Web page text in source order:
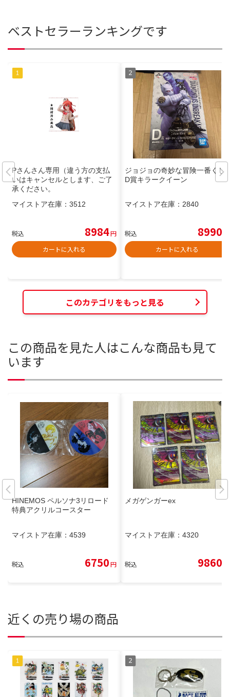
ベストセラーランキングです
Pさんさん専用（違う方の支払
いはキャンセルとします、ご了
承ください。
マイストア在庫： 3512
税込 8984円
カートに入れる
ジョジョの奇妙な冒険一番くじ
D賞キラークイーン
マイストア在庫： 2840
税込 8990
カートに入れる
このカテゴリをもっと見る
この商品を見た人はこんな商品も見て
います
HINEMOS ペルソナ3リロード
特典アクリルコースター
マイストア在庫： 4539
税込 6750円
メガゲンガーex
マイストア在庫： 4320
税込 9860
近くの売り場の商品